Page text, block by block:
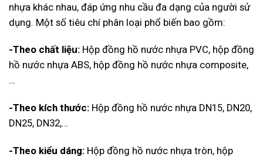
nhựa khác nhau, đáp ứng nhu cầu đa dạng của người sử
dụng. Một số tiêu chí phân loại phổ biến bao gồm:
-Theo chất liệu: Hộp đồng hồ nước nhựa PVC, hộp đồng
hồ nước nhựa ABS, hộp đồng hồ nước nhựa composite,
…
-Theo kích thước: Hộp đồng hồ nước nhựa DN15, DN20,
DN25, DN32,…
-Theo kiểu dáng: Hộp đồng hồ nước nhựa tròn, hộp